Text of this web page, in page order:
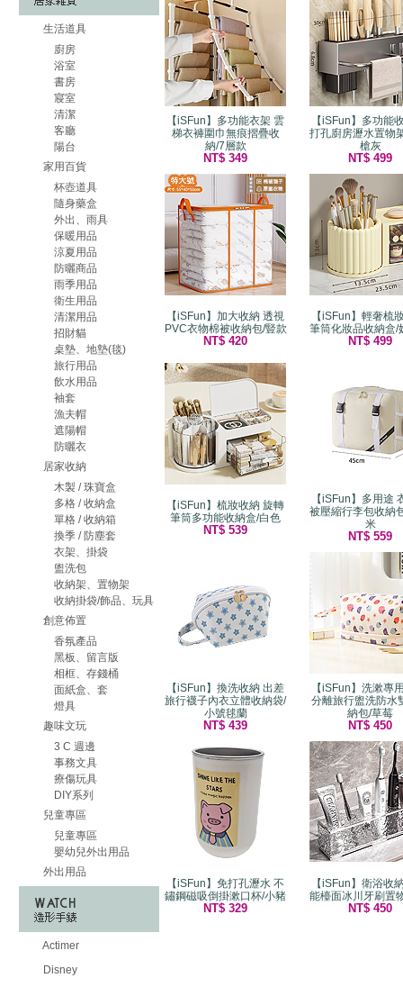
生活道具
廚房
浴室
書房
寢室
清潔
客廳
陽台
家用百貨
杯壺道具
隨身藥盒
外出、雨具
保暖用品
涼夏用品
防曬商品
雨季用品
衛生用品
清潔用品
招財貓
桌墊、地墊(毯)
旅行用品
飲水用品
袖套
漁夫帽
遮陽帽
防曬衣
居家收納
木製 / 珠寶盒
多格 / 收納盒
單格 / 收納箱
換季 / 防塵套
衣架、掛袋
盥洗包
收納架、置物架
收納掛袋/飾品、玩具
創意佈置
香氛產品
黑板、留言版
相框、存錢桶
面紙盒、套
燈具
趣味文玩
3 C 週邊
事務文具
療傷玩具
DIY系列
兒童專區
兒童專區
嬰幼兒外出用品
外出用品
Actimer
Disney
【iSFun】多功能衣架 雲
梯衣褲圍巾無痕摺疊收
納/7層款
NT$ 349
【iSFun】多功能
打孔廚房瀝水置物
槍灰
NT$ 499
【iSFun】加大收納 透視
PVC衣物棉被收納包/豎款
NT$ 420
【iSFun】輕奢梳
筆筒化妝品收納盒/
NT$ 499
【iSFun】梳妝收納 旋轉
筆筒多功能收納盒/白色
NT$ 539
【iSFun】多用途
被壓縮行李包收納
米
NT$ 559
【iSFun】換洗收納 出差
旅行襪子內衣立體收納袋/
小號毬蘭
NT$ 439
【iSFun】洗漱專
分離旅行盥洗防水
納包/草莓
NT$ 450
【iSFun】免打孔瀝水 不
鏽鋼磁吸倒掛漱口杯/小豬
NT$ 329
【iSFun】衛浴收
能檯面冰川牙刷置
NT$ 450